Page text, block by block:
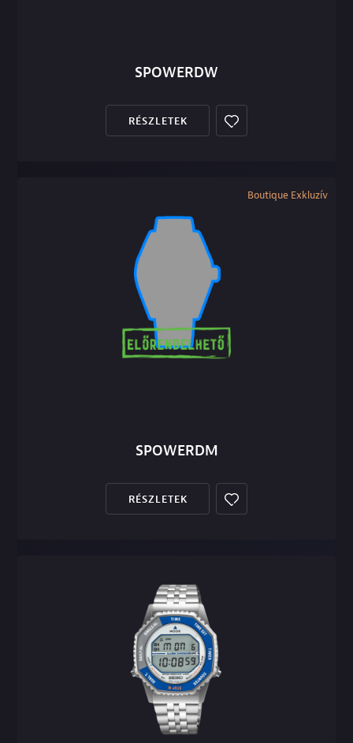
SPOWERDW
RÉSZLETEK
Boutique Exkluzív
SPOWERDM
RÉSZLETEK